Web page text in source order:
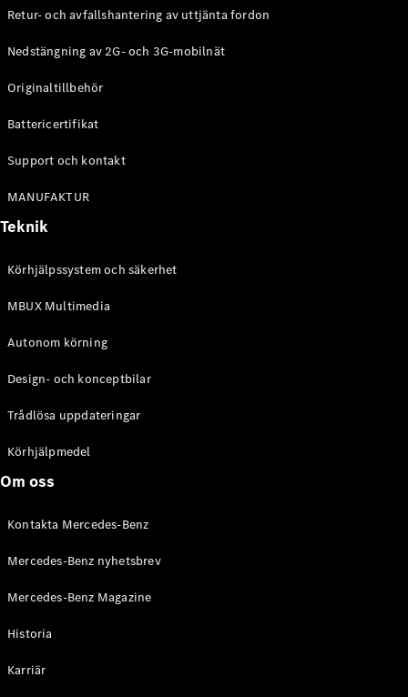
Cabriolet /
Mercedes-
Roadster
Maybach SL
Monogram
Series
Mercedes-
Retur- och avfallshantering av uttjänta fordon
Nedstängning av 2G- och 3G-mobilnät
Originaltillbehör
Battericertifikat
Support och kontakt
MANUFAKTUR
Teknik
Körhjälpssystem och säkerhet
MBUX Multimedia
Autonom körning
Design- och konceptbilar
Trådlösa uppdateringar
Körhjälpmedel
Om oss
Kontakta Mercedes-Benz
Mercedes-Benz nyhetsbrev
Mercedes-Benz Magazine
Historia
Karriär